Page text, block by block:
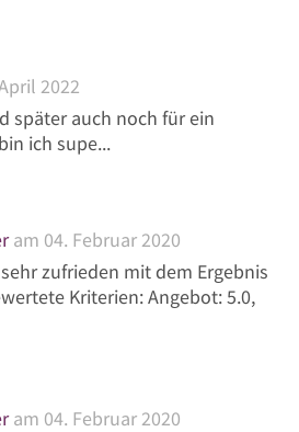
2022
später auch noch für ein
ich supe...
am 04. Februar 2020
zufrieden mit dem Ergebnis
Kriterien: Angebot: 5.0,
am 04. Februar 2020